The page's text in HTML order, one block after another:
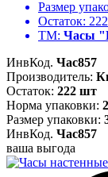
Размер
Остаток:
ТМ: Часы
ИнвКод. Час857
Производитель:
Остаток: 222 шт
Норма упаковки:
Размер упаковки:
ИнвКод. Час857
ваша выгода